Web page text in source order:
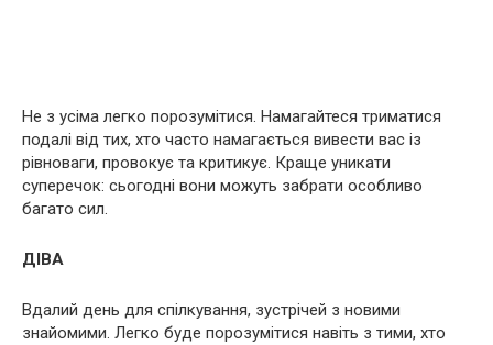
Не з усіма легко порозумітися. Намагайтеся триматися
подалі від тих, хто часто намагається вивести вас із
рівноваги, провокує та критикує. Краще уникати
суперечок: сьогодні вони можуть забрати особливо
багато сил.
ДІВА
Вдалий день для спілкування, зустрічей з новими
знайомими. Легко буде порозумітися навіть з тими, хто